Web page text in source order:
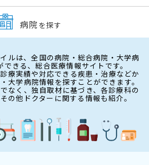
病院 を探す
ルは、全国の病院・総合病院・大学病
きる、総合医療情報サイトです。
療実績や対応できる疾患・治療などか
大学病院情報を探すことができます。
なく、独自取材に基づき、各診療科の
の他ドクターに関する情報も紹介。